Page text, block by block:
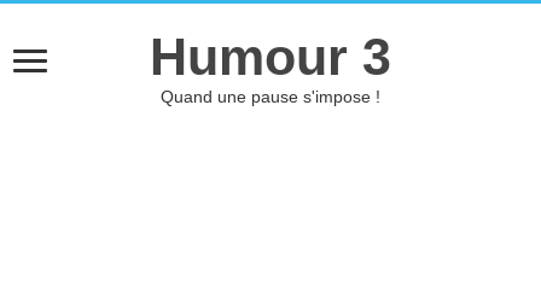
Humour 3
Quand une pause s'impose !